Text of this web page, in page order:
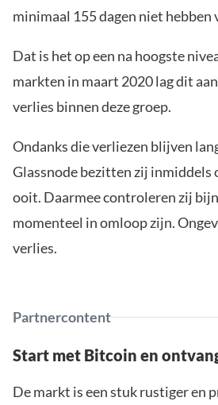
minimaal 155 dagen niet hebben
Dat is het op een na hoogste
markten in maart 2020 lag dit
verlies binnen deze groep.
Ondanks die verliezen blijven
Glassnode bezitten zij inmiddels
ooit. Daarmee controleren zij
momenteel in omloop zijn.
verlies.
Partnercontent
Start met Bitcoin en
De markt is een stuk rustiger en